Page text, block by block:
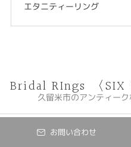
エタニティーリング
Bridal RIngs 〈
久留米市のアンティー
2020.06.05
【日田市】華
お問い合わせ